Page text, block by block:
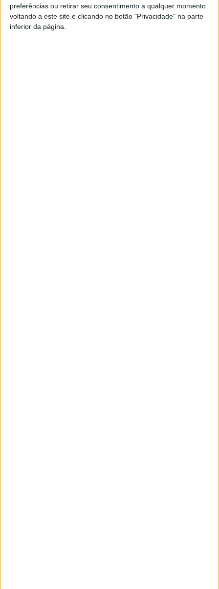
preferências ou retirar seu consentimento a qualquer momento
voltando a este site e clicando no botão "Privacidade" na parte
inferior da página.
> Autarquia contratualizou em 2018 e 2022, por ajuste
direto, os serviços da empresa Sempercom, da Maia, “pelo
mesmo valor e pelo mesmo período de tempo”, sublinha o